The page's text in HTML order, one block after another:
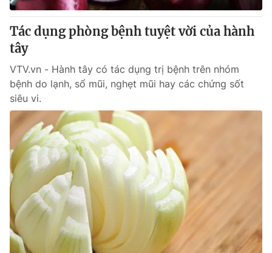
VTV4 Vươn mình bằng AI
VTV9
Liên hệ tòa soạn English
THỜI BÁO VTV
Theo dõi báo trên
Cơ quan chủ quản:
Đài Truyền hình Việt Nam
Tác dụng phòng bệnh tuyệt vời của hành
tây
VTV.vn - Hành tây có tác dụng trị bệnh trên nhóm
bệnh do lạnh, sổ mũi, nghẹt mũi hay các chứng sốt
siêu vi.